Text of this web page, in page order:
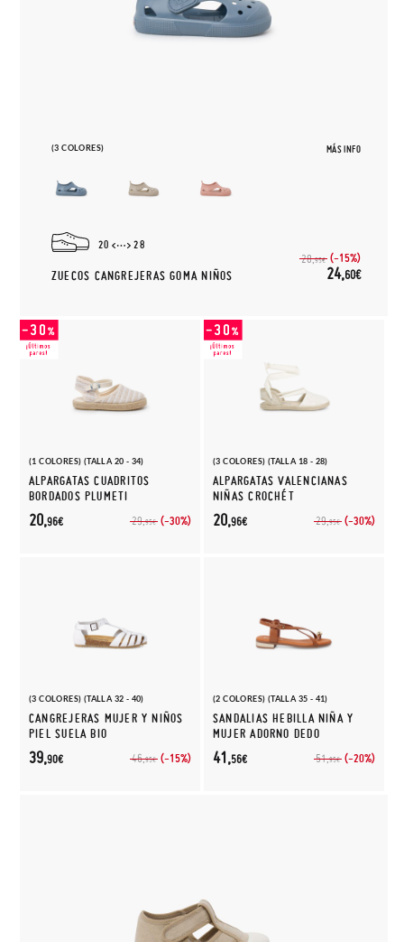
(3 COLORES) MÁS INFO
20 28
ZUECOS CANGREJERAS GOMA NIÑOS
28,95€ (-15%)
24,60€
(1 COLORES) (TALLA 20 - 34)
ALPARGATAS CUADRITOS
BORDADOS PLUMETI
29,95€ (-30%)
20,96€
(3 COLORES) (TALLA 18 - 28)
ALPARGATAS VALENCIANAS
NIÑAS CROCHÉT
29,95€ (-30%)
20,96€
(3 COLORES) (TALLA 32 - 40)
CANGREJERAS MUJER Y NIÑOS
PIEL SUELA BIO
46,95€ (-15%)
39,90€
(2 COLORES) (TALLA 35 - 41)
SANDALIAS HEBILLA NIÑA Y
MUJER ADORNO DEDO
51,95€ (-20%)
41,56€